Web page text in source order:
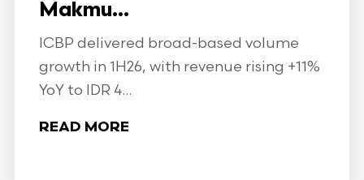
Makmu...
ICBP delivered broad-based volume
growth in 1H26, with revenue rising +11%
YoY to IDR 4...
READ MORE